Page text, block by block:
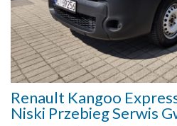
Renault Kangoo
Niski Przebieg Serwis